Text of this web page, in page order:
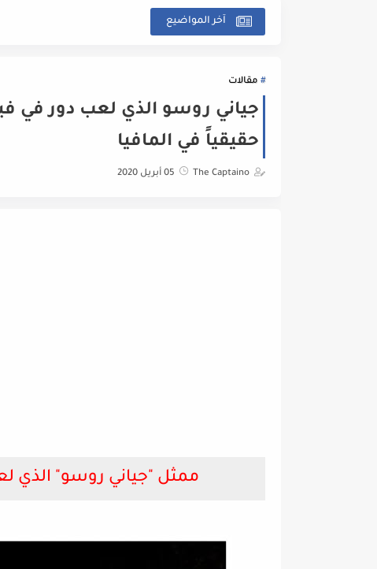
آخر المواضيع
مقالات
حقيقياً في المافيا
The Captaino 05 أبريل 2020
ممثل "جياني روسو" الذي